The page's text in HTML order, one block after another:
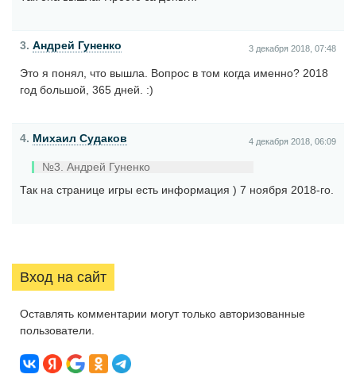
3. Андрей Гуненко 3 декабря 2018, 07:48
Это я понял, что вышла. Вопрос в том когда именно? 2018
год большой, 365 дней. :)
4. Михаил Судаков 4 декабря 2018, 06:09
№3. Андрей Гуненко
Так на странице игры есть информация ) 7 ноября 2018-го.
Вход на сайт
Оставлять комментарии могут только авторизованные
пользователи.